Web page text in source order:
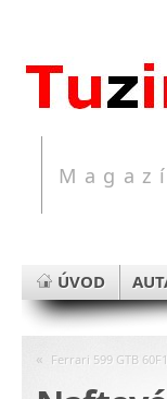
ÚVOD
« Ferrari 599 GTB